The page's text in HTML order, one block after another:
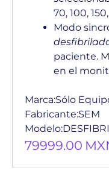
70, 100,
Modo
paciente.
en el
Marca:Sólo
Fabricante:SEM
Modelo:
79999.00